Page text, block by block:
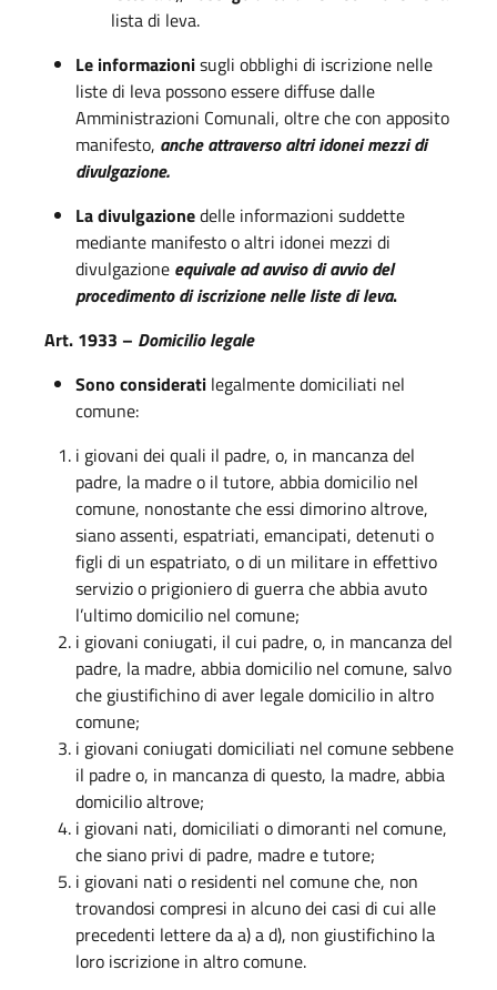
lista di leva.
Le informazionisugli obblighi di iscrizione nelle
liste di leva possono essere diffuse dalle
Amministrazioni Comunali, oltre che con apposito
manifesto, anche attraverso altri idonei mezzi di
divulgazione.
La divulgazionedelle informazioni suddette
mediante manifesto o altri idonei mezzi di
divulgazione equivale ad avviso di avvio del
procedimento di iscrizione nelle liste di leva.
Art. 1933 – Domicilio legale
Sono considerati legalmente domiciliati nel
comune:
i giovani dei quali il padre, o, in mancanza del
padre, la madre o il tutore, abbia domicilio nel
comune, nonostante che essi dimorino altrove,
siano assenti, espatriati, emancipati, detenuti o
figli di un espatriato, o di un militare in effettivo
servizio o prigioniero di guerra che abbia avuto
l’ultimo domicilio nel comune;
i giovani coniugati, il cui padre, o, in mancanza del
padre, la madre, abbia domicilio nel comune, salvo
che giustifichino di aver legale domicilio in altro
comune;
i giovani coniugati domiciliati nel comune sebbene
il padre o, in mancanza di questo, la madre, abbia
domicilio altrove;
i giovani nati, domiciliati o dimoranti nel comune,
che siano privi di padre, madre e tutore;
i giovani nati o residenti nel comune che, non
trovandosi compresi in alcuno dei casi di cui alle
precedenti lettere da a) a d), non giustifichino la
loro iscrizione in altro comune.